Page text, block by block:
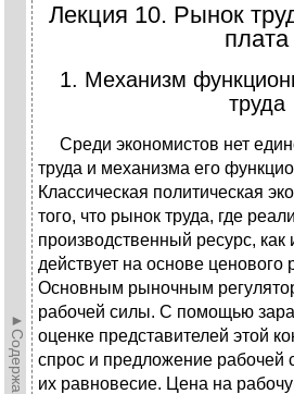
Лекция 10. Рынок
плата
1. Механизм
труда
Среди экономистов нет
труда и механизма его
Классическая политическая
того, что рынок труда, где
производственный ресурс,
действует на основе ценового
Основным рыночным
рабочей силы. С помощью
оценке представителей этой
спрос и предложение рабочей
их равновесие. Цена на